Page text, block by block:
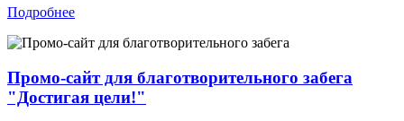
Подробнее
Промо-сайт для благотворительного забега
"Достигая цели!"